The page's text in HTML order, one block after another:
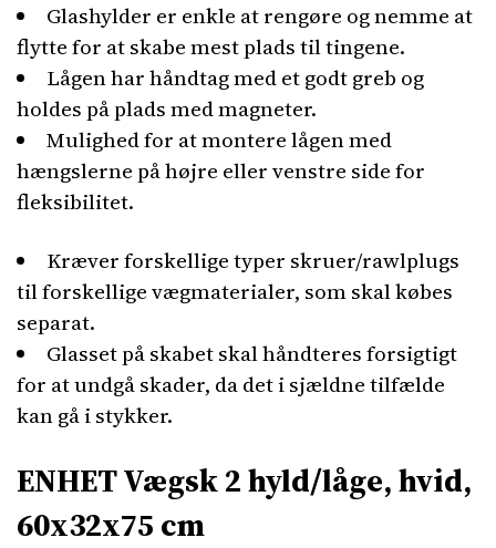
Glashylder er enkle at rengøre og nemme at
flytte for at skabe mest plads til tingene.
Lågen har håndtag med et godt greb og
holdes på plads med magneter.
Mulighed for at montere lågen med
hængslerne på højre eller venstre side for
fleksibilitet.
Kræver forskellige typer skruer/rawlplugs
til forskellige vægmaterialer, som skal købes
separat.
Glasset på skabet skal håndteres forsigtigt
for at undgå skader, da det i sjældne tilfælde
kan gå i stykker.
ENHET Vægsk 2 hyld/låge, hvid,
60x32x75 cm